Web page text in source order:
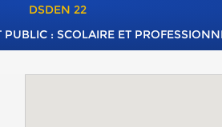
DSDEN 22
: SCOLAIRE ET